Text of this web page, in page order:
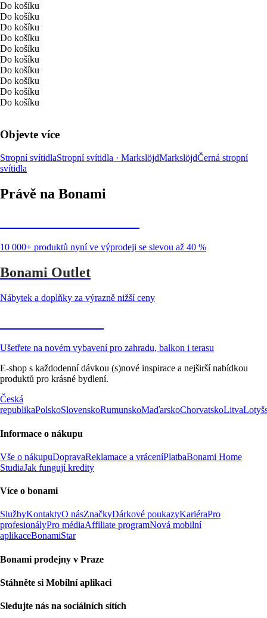
Do košíku
Do košíku
Do košíku
Do košíku
Do košíku
Do košíku
Do košíku
Do košíku
Do košíku
Do košíku
Objevte více
Stropní svítidlaStropní svítidla · MarkslöjdMarkslöjdČerná stropní
svítidla
Právě na Bonami
10 000+ produktů nyní ve výprodeji se slevou až 40 %
Bonami Outlet
Nábytek a doplňky za výrazně nižší ceny
Ušetřete na novém vybavení pro zahradu, balkon i terasu
E-shop s každodenní dávkou (s)nové inspirace a nejširší nabídkou
produktů pro krásné bydlení.
Česká
republikaPolskoSlovenskoRumunskoMaďarskoChorvatskoLitva
Informace o nákupu
Vše o nákupuDopravaReklamace a vráceníPlatbaBonami Home
StudiaJak fungují kredity
Více o bonami
SlužbyKontaktyO násZnačkyDárkové poukazyKariéraPro
profesionályPro médiaAffiliate programNová mobilní
aplikaceBonamiStar
Bonami prodejny v Praze
Stáhněte si Mobilní aplikaci
Sledujte nás na sociálních sítích